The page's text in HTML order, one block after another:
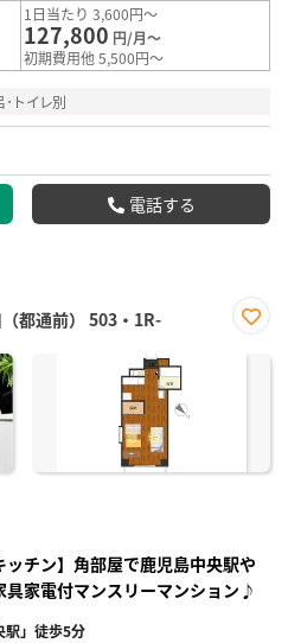
1日当たり 3,600円～
127,800 円/月～
初期費用他 5,500円～
･トイレ別
電話する
都通前） 503・1R-
に入
ッチン】角部屋で鹿児島中央駅や
家電付マンスリーマンション♪
駅」徒歩5分